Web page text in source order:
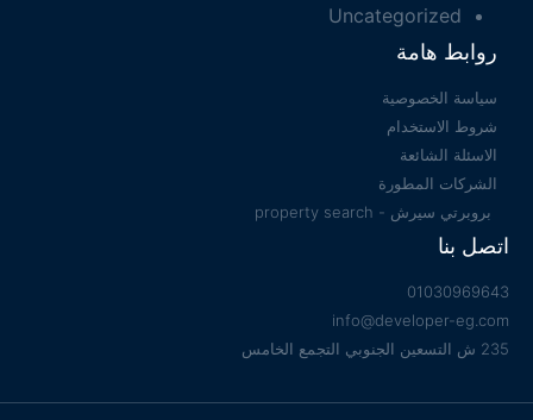
Uncategorized
روابط هامة
سياسة الخصوصية
شروط الاستخدام
الاسئلة الشائعة
الشركات المطورة
بروبرتي سيرش - property search
اتصل بنا
01030969643
info@developer-eg.com
235 ش التسعين الجنوبي التجمع الخامس